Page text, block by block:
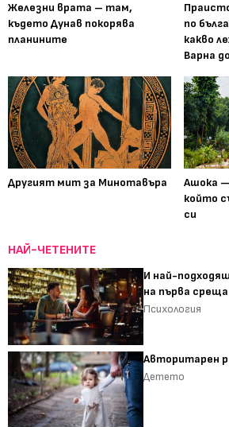
Железни врата – там,
където Дунав покорява
планините
по
какво
Варна
Другият мит за Минотавъра
Ашока
който
си
НАЙ-ЧЕТЕНИТЕ
И най-
на първа среща
Психология
Авторитарен
Детето